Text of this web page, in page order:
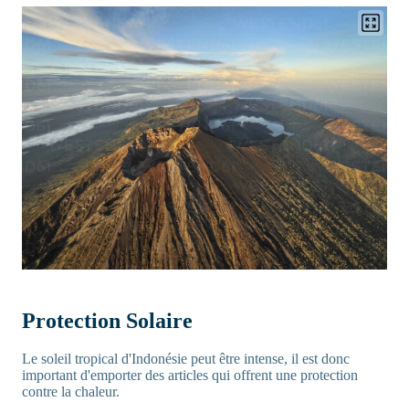
Protection Solaire
Le soleil tropical d'Indonésie peut être intense, il est donc
important d'emporter des articles qui offrent une protection
contre la chaleur.